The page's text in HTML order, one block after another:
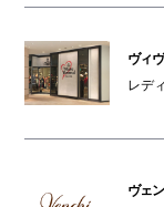
ヴィ
レデ
ヴェ